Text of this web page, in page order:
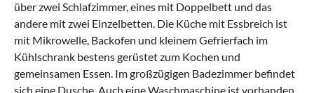
über zwei Schlafzimmer, eines mit Doppelbett und das
andere mit zwei Einzelbetten. Die Küche mit Essbreich ist
mit Mikrowelle, Backofen und kleinem Gefrierfach im
Kühlschrank bestens gerüstet zum Kochen und
gemeinsamen Essen. Im großzügigen Badezimmer befindet
sich eine Dusche. Auch eine Waschmaschine ist vorhanden.